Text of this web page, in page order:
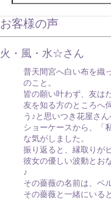
お客様の声
火・風・水☆さん
普天間宮へ白い布を織
のこと。
皆の願い叶わず、友は
友を知る方のところへ
う♪と思いつき花屋さん
ショーケースから、「
な気がしました。
振り返ると、縁取りが
彼女の優しい波動とお
♪
その薔薇の名前は、ベ
その薔薇と一緒にいる